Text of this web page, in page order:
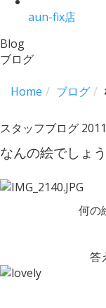
aun-fix店
Blog
ブログ
Home ブログ
スタッフブログ
なんの絵でしょ
何の
答えは作者